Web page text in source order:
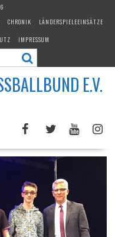
CHRONIK
LÄNDERSPIELEEINSÄTZE
IMPRESSUM
E.V.